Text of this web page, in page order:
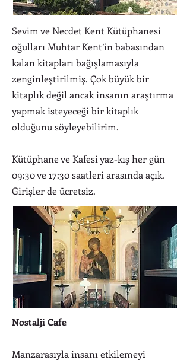
Sevim ve Necdet Kent Kütüphanesi
oğulları Muhtar Kent’in babasından
kalan kitapları bağışlamasıyla
zenginleştirilmiş. Çok büyük bir
kitaplık değil ancak insanın araştırma
yapmak isteyeceği bir kitaplık
olduğunu söyleyebilirim.
Kütüphane ve Kafesi yaz-kış her gün
09:30 ve 17:30 saatleri arasında açık.
Girişler de ücretsiz.
Nostalji Cafe
Manzarasıyla insanı etkilemeyi